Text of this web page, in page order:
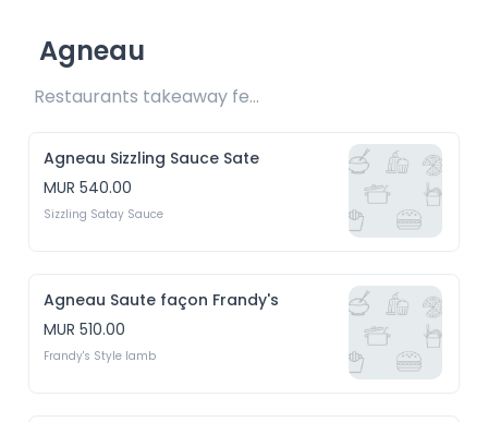
Agneau
Restaurants takeaway fee Rs20 included
Agneau Sizzling Sauce Sate
MUR 540.00
Sizzling Satay Sauce
Agneau Saute façon Frandy's
MUR 510.00
Frandy's Style lamb